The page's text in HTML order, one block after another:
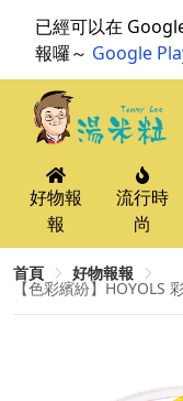
已經可以在
報囉～ Google
好物報
報
流行時
尚
首頁 好物報報
【色彩繽紛】HOYOLS